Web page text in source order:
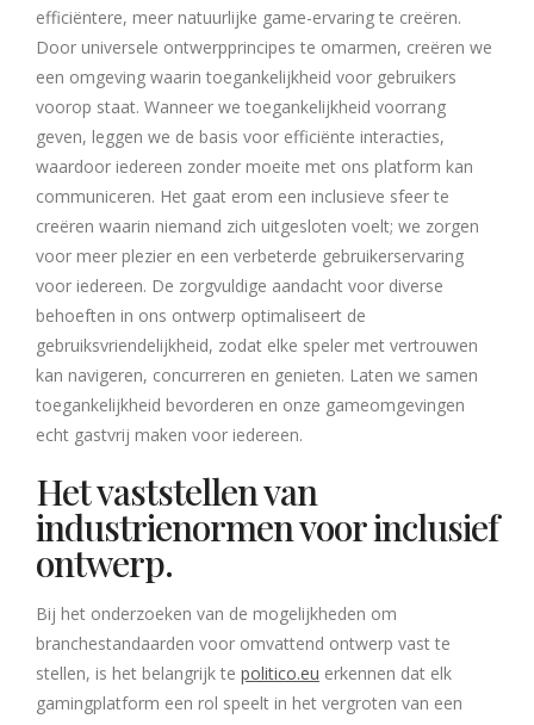
efficiëntere, meer natuurlijke game-ervaring te creëren.
Door universele ontwerpprincipes te omarmen, creëren we
een omgeving waarin toegankelijkheid voor gebruikers
voorop staat. Wanneer we toegankelijkheid voorrang
geven, leggen we de basis voor efficiënte interacties,
waardoor iedereen zonder moeite met ons platform kan
communiceren. Het gaat erom een inclusieve sfeer te
creëren waarin niemand zich uitgesloten voelt; we zorgen
voor meer plezier en een verbeterde gebruikerservaring
voor iedereen. De zorgvuldige aandacht voor diverse
behoeften in ons ontwerp optimaliseert de
gebruiksvriendelijkheid, zodat elke speler met vertrouwen
kan navigeren, concurreren en genieten. Laten we samen
toegankelijkheid bevorderen en onze gameomgevingen
echt gastvrij maken voor iedereen.
Het vaststellen van
industrienormen voor inclusief
ontwerp.
Bij het onderzoeken van de mogelijkheden om
branchestandaarden voor omvattend ontwerp vast te
stellen, is het belangrijk te politico.eu erkennen dat elk
gamingplatform een rol speelt in het vergroten van een